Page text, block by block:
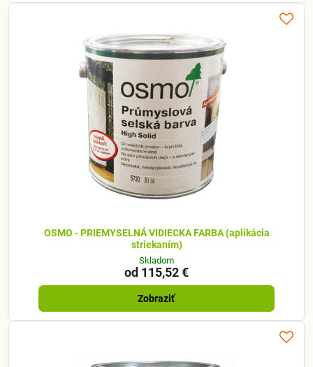
OSMO - PRIEMYSELNÁ VIDIECKA FARBA (aplikácia
striekaním)
Skladom
od 115,52 €
Zobraziť